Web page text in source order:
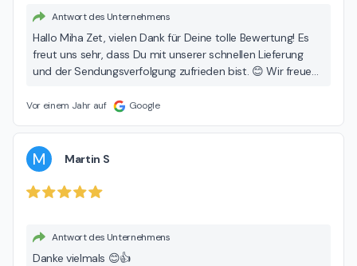
Antwort des Unternehmens
Hallo Miha Zet, vielen Dank für Deine tolle Bewertung! Es
freut uns sehr, dass Du mit unserer schnellen Lieferung
und der Sendungsverfolgung zufrieden bist. 😊 Wir freuen
Viele Grüße dein Freddy-Fresh Team
Vor einem Jahr auf Google
M Martin S
Antwort des Unternehmens
Danke vielmals 😊👍